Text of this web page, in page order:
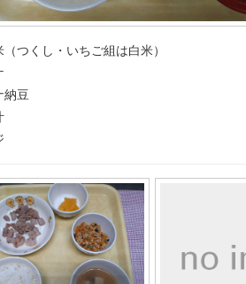
つくし・いちご組は白米）
納豆